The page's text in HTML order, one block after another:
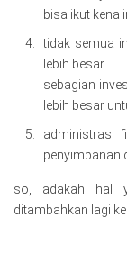
bisa ikut kena
tidak semua
lebih besar.
sebagian
lebih besar
administrasi
penyimpanan
so, adakah hal
ditambahkan lagi